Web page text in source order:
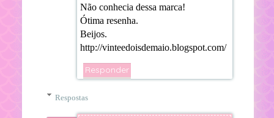
Não conhecia dessa marca!
Ótima resenha.
Beijos.
http://vinteedoisdemaio.blogspot.com/
Responder
Respostas